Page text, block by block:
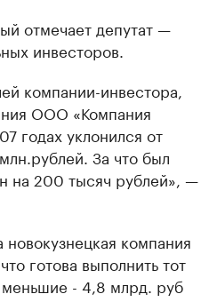
отмечает депутат —
инвесторов.
компании-инвестора,
ООО «Компания
годах уклонился от
За что был
на 200 тысяч рублей», —
компания
готова выполнить тот
- 4,8 млрд. руб